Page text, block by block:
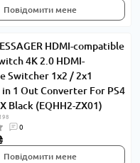
Повідомити мене
HDMI-compatible
4K 2.0 HDMI-
Switcher 1x2 / 2x1
1 Out Converter For PS4
Black (EQHH2-ZX01)
0
Повідомити мене